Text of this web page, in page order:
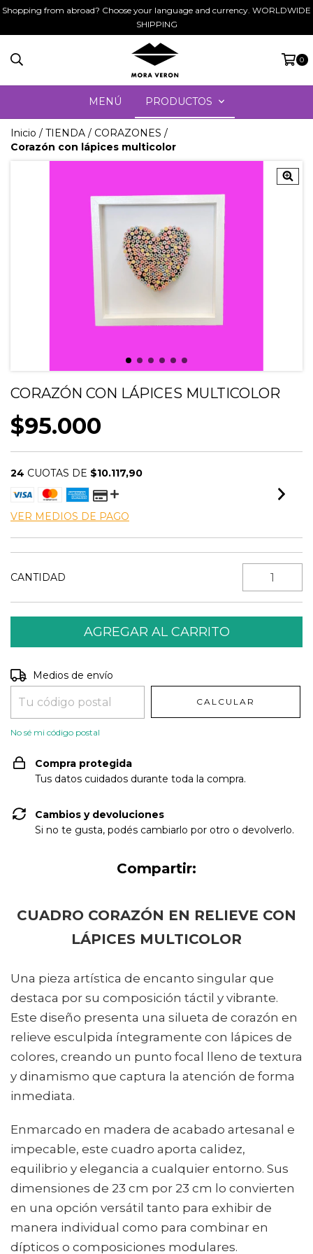
Shopping from abroad? Choose your language and currency. WORLDWIDE
SHIPPING
0
MENÚ PRODUCTOS
Inicio / TIENDA / CORAZONES /
Corazón con lápices multicolor
CORAZÓN CON LÁPICES MULTICOLOR
$95.000
24 CUOTAS DE $10.117,90
VER MEDIOS DE PAGO
CANTIDAD
Entregas para el CP:
Medios de envío
CALCULAR
No sé mi código postal
Compra protegida
Tus datos cuidados durante toda la compra.
Cambios y devoluciones
Si no te gusta, podés cambiarlo por otro o devolverlo.
Compartir:
CUADRO CORAZÓN EN RELIEVE CON
LÁPICES MULTICOLOR
Una pieza artística de encanto singular que
destaca por su composición táctil y vibrante.
Este diseño presenta una silueta de corazón en
relieve esculpida íntegramente con lápices de
colores, creando un punto focal lleno de textura
y dinamismo que captura la atención de forma
inmediata.
Enmarcado en madera de acabado artesanal e
impecable, este cuadro aporta calidez,
equilibrio y elegancia a cualquier entorno. Sus
dimensiones de 23 cm por 23 cm lo convierten
en una opción versátil tanto para exhibir de
manera individual como para combinar en
dípticos o composiciones modulares.